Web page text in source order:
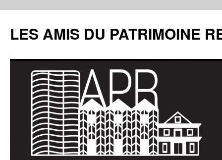
LES AMIS DU PATRIMOINE